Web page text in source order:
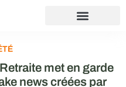
met en garde
news créées par